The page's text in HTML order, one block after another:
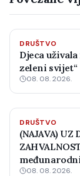
DRUŠTVO
Djeca
zeleni svijet“
08. 08. 2026.
DRUŠTVO
(NAJAVA) UZ
08. 08. 2026.